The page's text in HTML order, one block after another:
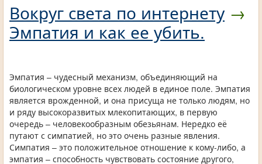
Вокруг света по интернету→
Эмпатия и как ее убить.
Эмпатия – чудесный механизм, объединяющий на
биологическом уровне всех людей в единое поле. Эмпатия
является врожденной, и она присуща не только людям, но
и ряду высокоразвитых млекопитающих, в первую
очередь – человекообразным обезьянам. Нередко её
путают с симпатией, но это очень разные явления.
Симпатия – это положительное отношение к кому-либо, а
эмпатия – способность чувствовать состояние другого,